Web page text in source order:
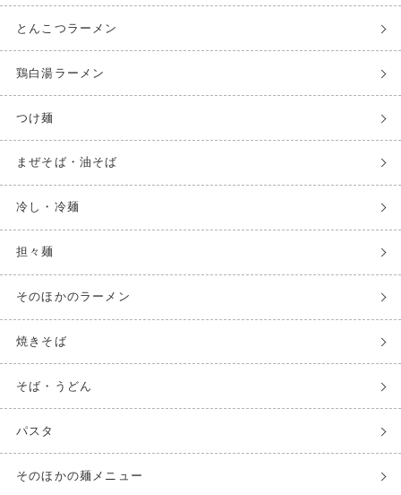
とんこつラーメン
鶏白湯ラーメン
つけ麺
まぜそば・油そば
冷し・冷麺
担々麺
そのほかのラーメン
焼きそば
そば・うどん
パスタ
そのほかの麺メニュー